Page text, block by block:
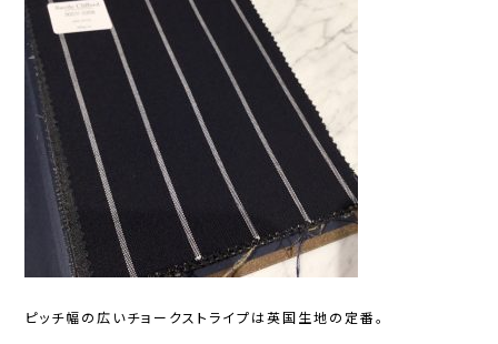
ピッチ幅の広いチョークストライプは英国生地の定番。